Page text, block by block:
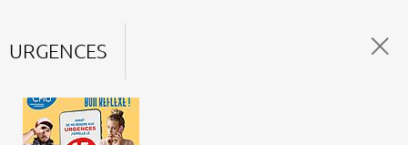
URGENCES